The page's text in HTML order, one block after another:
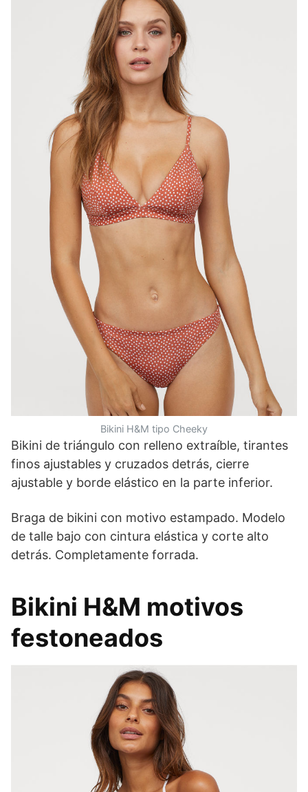
Bikini H&M tipo Cheeky
Bikini de triángulo con relleno extraíble, tirantes
finos ajustables y cruzados detrás, cierre
ajustable y borde elástico en la parte inferior.
Braga de bikini con motivo estampado. Modelo
de talle bajo con cintura elástica y corte alto
detrás. Completamente forrada.
Bikini H&M motivos
festoneados